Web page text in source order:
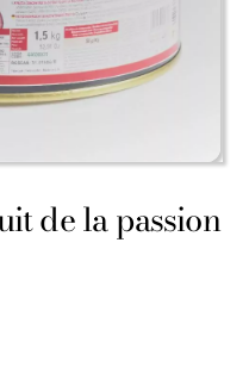
de la passion